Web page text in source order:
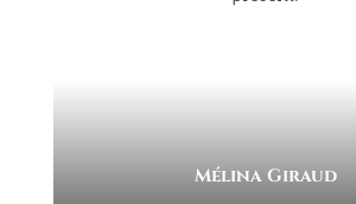
Mélina Giraud